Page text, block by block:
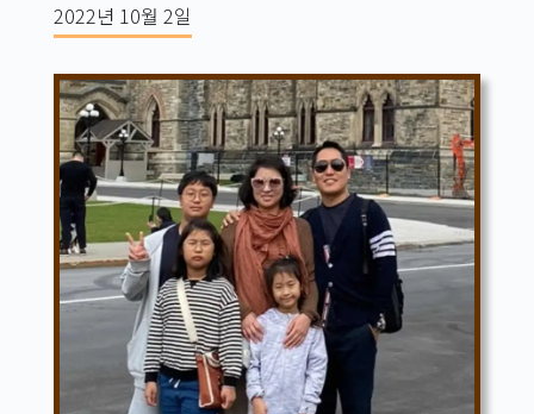
2022년 10월 2일